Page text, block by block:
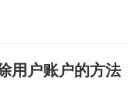
用户账户的方法